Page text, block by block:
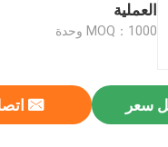
العملية
MOQ：1000 وحدة
سعر